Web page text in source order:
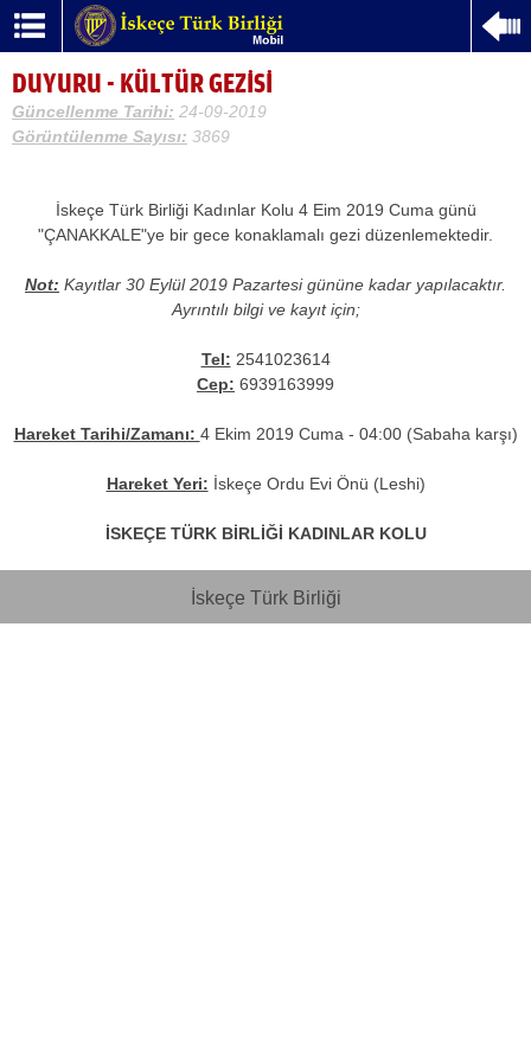
DUYURU - KÜLTÜR GEZİSİ
Güncellenme Tarihi: 24-09-2019
Görüntülenme Sayısı: 3869
İskeçe Türk Birliği Kadınlar Kolu 4 Eim 2019 Cuma günü
"ÇANAKKALE"ye bir gece konaklamalı gezi düzenlemektedir.
Not: Kayıtlar 30 Eylül 2019 Pazartesi gününe kadar yapılacaktır.
Ayrıntılı bilgi ve kayıt için;
Tel: 2541023614
Cep: 6939163999
Hareket Tarihi/Zamanı: 4 Ekim 2019 Cuma - 04:00 (Sabaha karşı)
Hareket Yeri: İskeçe Ordu Evi Önü (Leshi)
İSKEÇE TÜRK BİRLİĞİ KADINLAR KOLU
İskeçe Türk Birliği